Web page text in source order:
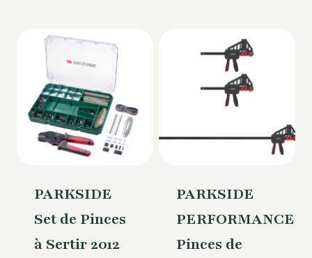
PARKSIDE
Set de Pinces
à Sertir 2012
PARKSIDE
PERFORMANCE®
Pinces de